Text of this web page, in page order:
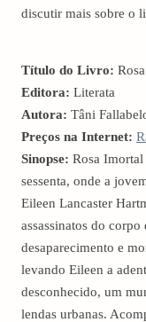
discutir mais sobre o
Título do Livro:
Editora: Literata
Autora: Tâni
Preços na Internet:
Sinopse: Rosa Imortal
sessenta, onde a
Eileen Lancaster
assassinatos do
desaparecimento e
levando Eileen a
desconhecido, um
lendas urbanas.